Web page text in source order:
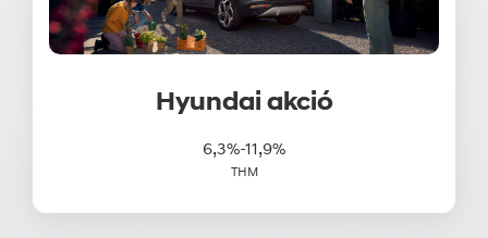
Hyundai akció
6,3%-11,9%
THM